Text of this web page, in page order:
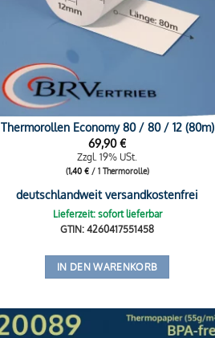
Thermorollen Economy 80 / 80 / 12 (80m)
69,90€
Zzgl. 19% USt.
(1,40 €/ 1 Thermorolle)
deutschlandweit versandkostenfrei
Lieferzeit: sofort lieferbar
GTIN: 4260417551458
IN DEN WARENKORB